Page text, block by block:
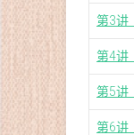
第3讲
第4讲
第5讲
第6讲